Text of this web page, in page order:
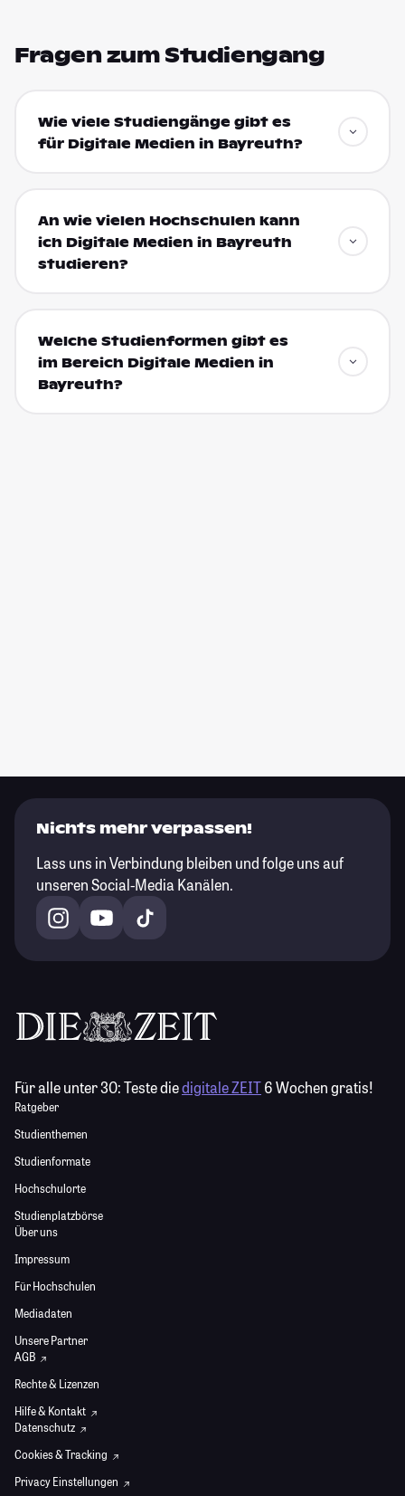
Fragen zum Studiengang
Wie viele Studiengänge gibt es
für Digitale Medien in Bayreuth?
An wie vielen Hochschulen kann
ich Digitale Medien in Bayreuth
studieren?
Welche Studienformen gibt es
im Bereich Digitale Medien in
Bayreuth?
Nichts mehr verpassen!
Lass uns in Verbindung bleiben und folge uns auf
unseren Social-Media Kanälen.
Für alle unter 30:Teste diedigitale ZEIT6 Wochen gratis!
Ratgeber
Studienthemen
Studienformate
Hochschulorte
Studienplatzbörse
Über uns
Impressum
Für Hochschulen
Mediadaten
Unsere Partner
AGB
Rechte & Lizenzen
Hilfe & Kontakt
Datenschutz
Cookies & Tracking
Privacy Einstellungen